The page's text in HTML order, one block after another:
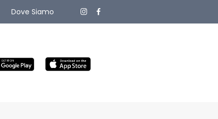
Dove Siamo